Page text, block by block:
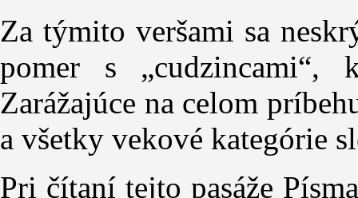
Za týmito veršami sa
pomer s
Zarážajúce na celom
a všetky vekové kategórie
Pri čítaní tejto pasáže